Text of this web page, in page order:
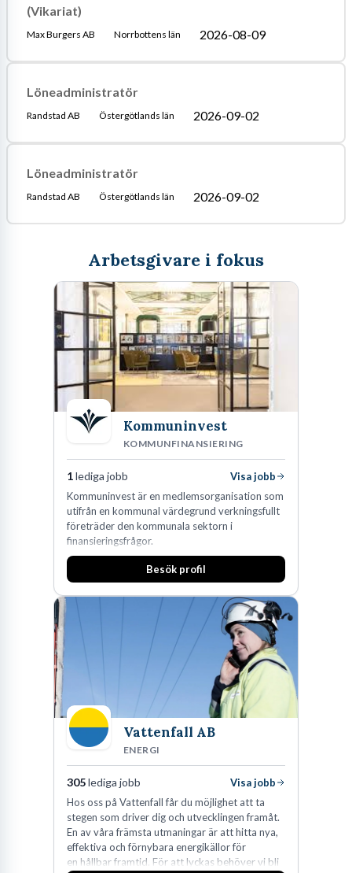
(Vikariat)
Max Burgers AB Norrbottens län 2026-08-09
Löneadministratör
Randstad AB Östergötlands län 2026-09-02
Löneadministratör
Randstad AB Östergötlands län 2026-09-02
Arbetsgivare i fokus
Kommuninvest
KOMMUNFINANSIERING
1lediga jobb
Visa jobb
Kommuninvest är en medlemsorganisation som
utifrån en kommunal värdegrund verkningsfullt
företräder den kommunala sektorn i
finansieringsfrågor.
Besök profil
Vattenfall AB
ENERGI
305lediga jobb
Visa jobb
Hos oss på Vattenfall får du möjlighet att ta
stegen som driver dig och utvecklingen framåt.
En av våra främsta utmaningar är att hitta nya,
effektiva och förnybara energikällor för
en hållbar framtid. För att lyckas behöver vi bli